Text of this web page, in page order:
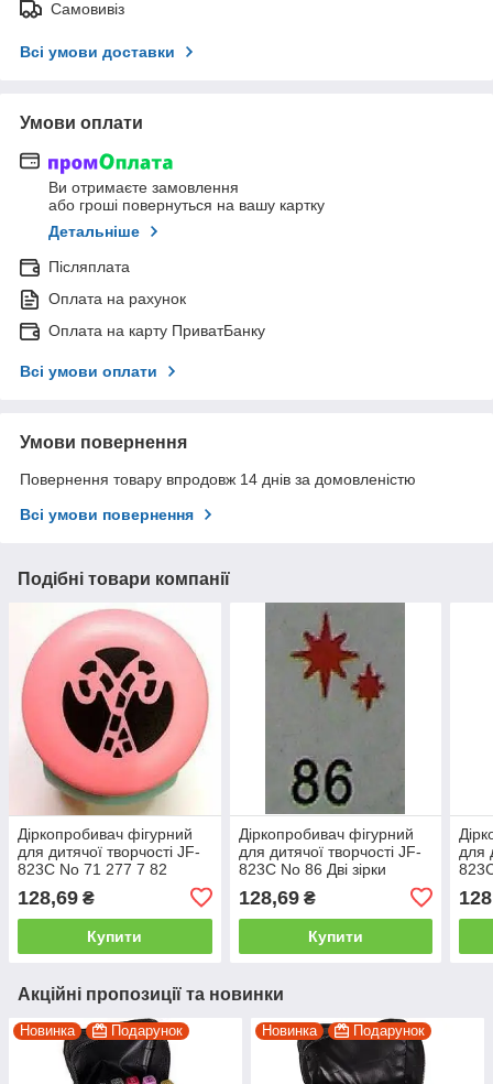
Самовивіз
Всі умови доставки
Умови оплати
Ви отримаєте замовлення
або гроші повернуться на вашу картку
Детальніше
Післяплата
Оплата на рахунок
Оплата на карту ПриватБанку
Всі умови оплати
Умови повернення
Повернення товару впродовж 14 днів за домовленістю
Всі умови повернення
Подібні товари компанії
Діркопробивач фігурний
для дитячої творчості JF-
823C No 71 277 7 82
128,69 ₴
Купити
Діркопробивач фігурний
для дитячої творчості JF-
823C No 86 Дві зірки
128,69₴
Купити
для
Акційні пропозиції та новинки
Новинка Подарунок Новинка Подарунок